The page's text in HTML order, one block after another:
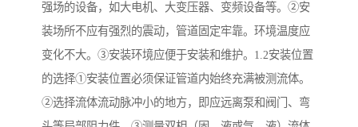
强场的设备，如大电机、大变压器、变频设备等。②安
装场所不应有强烈的震动，管道固定牢靠。环境温度应
变化不大。③安装环境应便于安装和维护。1.2安装位置
的选择①安装位置必须保证管道内始终充满被测流体。
②选择流体流动脉冲小的地方，即应远离泵和阀门、弯